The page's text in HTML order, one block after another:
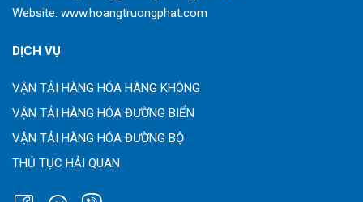
Website: www.hoangtruongphat.com
DỊCH VỤ
VẬN TẢI HÀNG HÓA HÀNG KHÔNG
VẬN TẢI HÀNG HÓA ĐƯỜNG BIỂN
VẬN TẢI HÀNG HÓA ĐƯỜNG BỘ
THỦ TỤC HẢI QUAN